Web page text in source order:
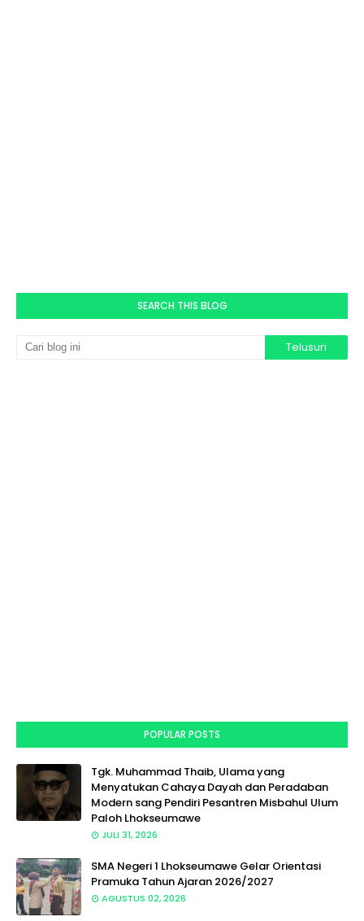
SEARCH THIS BLOG
POPULAR POSTS
Tgk. Muhammad Thaib, Ulama yang
Menyatukan Cahaya Dayah dan Peradaban
Modern sang Pendiri Pesantren Misbahul Ulum
Paloh Lhokseumawe
JULI 31, 2026
SMA Negeri 1 Lhokseumawe Gelar Orientasi
Pramuka Tahun Ajaran 2026/2027
AGUSTUS 02, 2026